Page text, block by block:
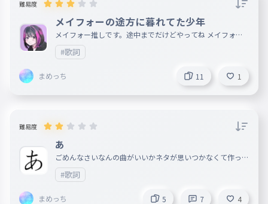
難易度
メイフォーの途方に暮れてた少年
メイフォー推しです。途中までだけどやってね メイフォー
復帰したのマジで嬉しい
#歌詞
まめっち 11 1
難易度
あ
ごめんなさいなんの曲がいいかネタが思いつかなくて作って
欲しいのがあったら教えてくださいお願いします。
#歌詞
まめっち 5 7 4